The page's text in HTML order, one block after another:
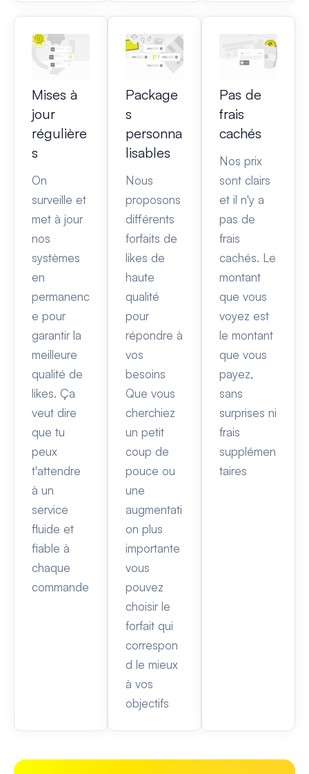
Mises à
jour
régulière
s
On
surveille et
met à jour
nos
systèmes
en
permanenc
e pour
garantir la
meilleure
qualité de
likes. Ça
veut dire
que tu
peux
t'attendre
à un
service
fluide et
fiable à
chaque
commande
Package
s
personna
lisables
Nous
proposons
différents
forfaits de
likes de
haute
qualité
pour
répondre à
vos
besoins
Que vous
cherchiez
un petit
coup de
pouce ou
une
augmentati
on plus
importante
vous
pouvez
choisir le
forfait qui
correspon
d le mieux
à vos
objectifs
Pas de
frais
cachés
Nos prix
sont clairs
et il n'y a
pas de
frais
cachés. Le
montant
que vous
voyez est
le montant
que vous
payez,
sans
surprises ni
frais
supplémen
taires